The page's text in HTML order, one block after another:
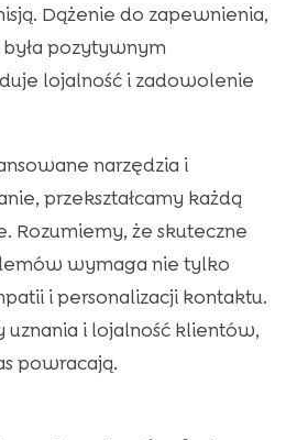
Dążenie do zapewnienia,
pozytywnym
lojalność i zadowolenie
narzędzia i
przekształcamy każdą
Rozumiemy, że skuteczne
wymaga nie tylko
i personalizacji kontaktu.
i lojalność klientów,
powracają.